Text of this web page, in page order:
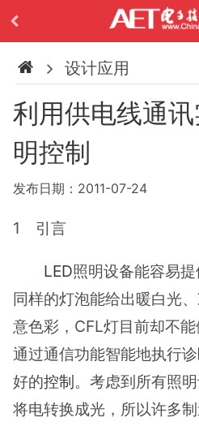
设计应用
利用供电线通
明控制
发布日期：2011-07-24
1 引言
LED照明设备能容易
同样的灯泡能给出暖白光
意色彩，CFL灯目前却不
通过通信功能智能地执行
好的控制。考虑到所有照
将电转换成光，所以许多